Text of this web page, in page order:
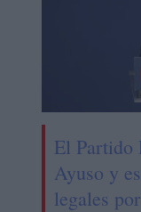
El Partido
Ayuso y
legales